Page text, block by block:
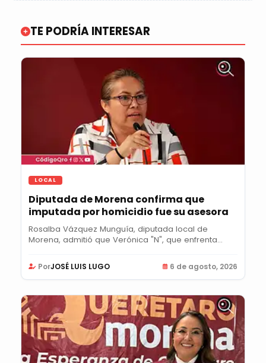
TE PODRÍA INTERESAR
LOCAL
Diputada de Morena confirma que
imputada por homicidio fue su asesora
Rosalba Vázquez Munguía, diputada local de
Morena, admitió que Verónica "N", que enfrenta...
PorJOSÉ LUIS LUGO 6 de agosto, 2026